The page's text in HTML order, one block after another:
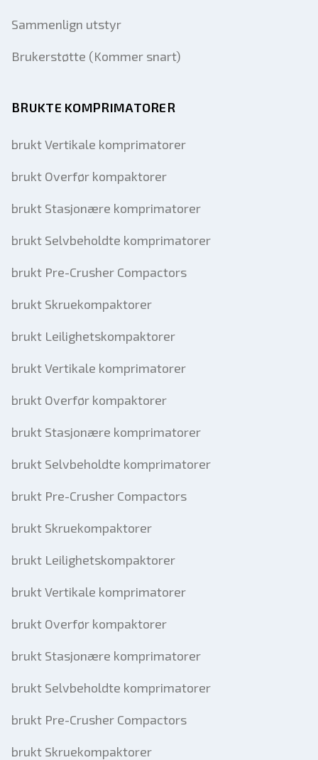
Sammenlign utstyr
Brukerstøtte (Kommer snart)
BRUKTE KOMPRIMATORER
brukt Vertikale komprimatorer
brukt Overfør kompaktorer
brukt Stasjonære komprimatorer
brukt Selvbeholdte komprimatorer
brukt Pre-Crusher Compactors
brukt Skruekompaktorer
brukt Leilighetskompaktorer
brukt Vertikale komprimatorer
brukt Overfør kompaktorer
brukt Stasjonære komprimatorer
brukt Selvbeholdte komprimatorer
brukt Pre-Crusher Compactors
brukt Skruekompaktorer
brukt Leilighetskompaktorer
brukt Vertikale komprimatorer
brukt Overfør kompaktorer
brukt Stasjonære komprimatorer
brukt Selvbeholdte komprimatorer
brukt Pre-Crusher Compactors
brukt Skruekompaktorer